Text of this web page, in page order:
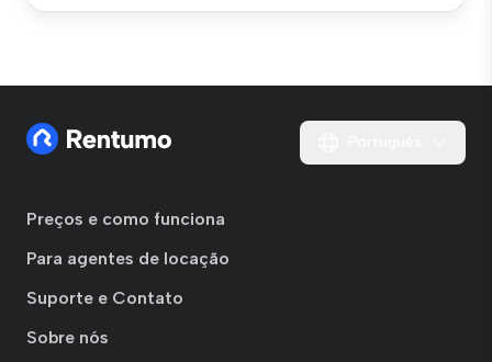
Preços e como funciona
Para agentes de locação
Suporte e Contato
Sobre nós